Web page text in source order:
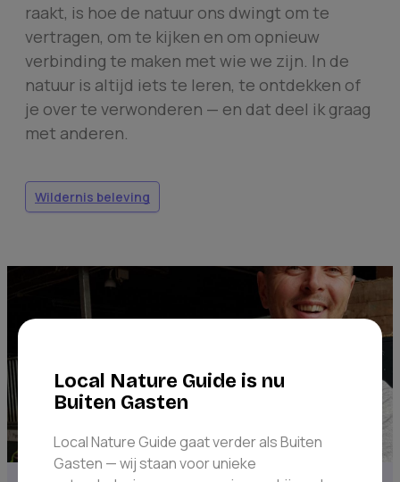
raakt, is hoe de natuur ons dwingt om te
vertragen, om te kijken en om opnieuw
verbinding te maken met wie we zijn. In de
natuur is altijd iets te leren, te ontdekken of
je over te verwonderen — en dat deel ik graag
met anderen.
Wildernis beleving
Local Nature Guide is nu
Buiten Gasten
Local Nature Guide gaat verder als Buiten
Gasten — wij staan voor unieke